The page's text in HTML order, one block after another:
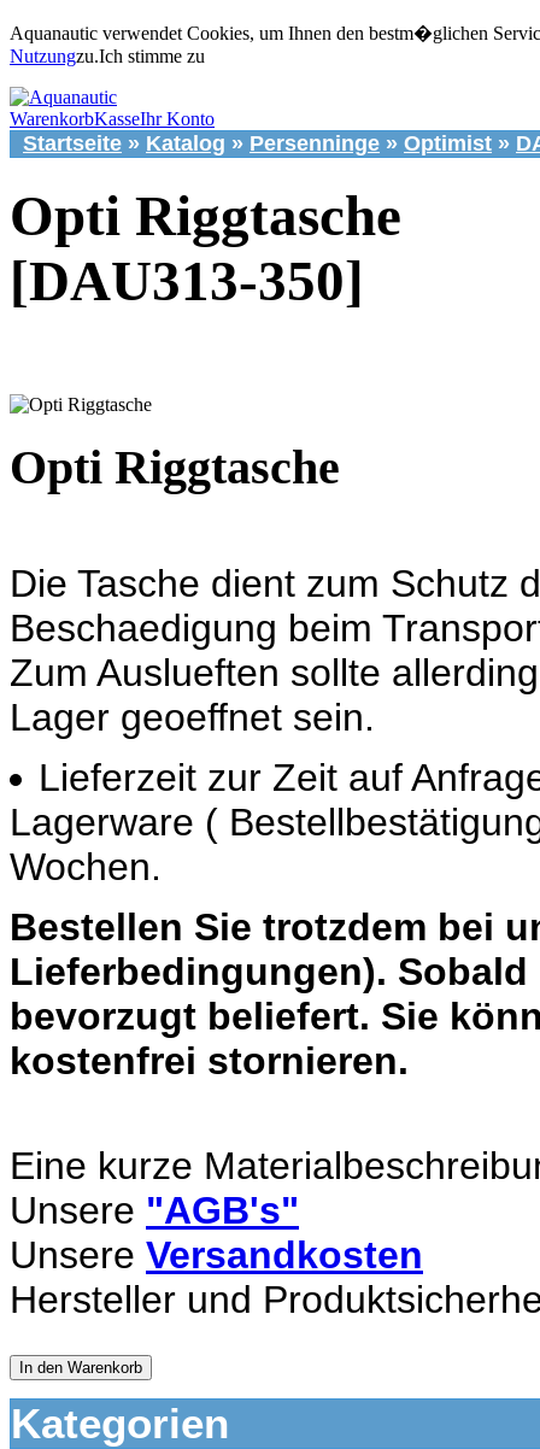
Aquanautic verwendet Cookies, um Ihnen den bestm�glichen
Nutzungzu.Ich stimme zu
WarenkorbKasseIhr Konto
Startseite » Katalog » Persenninge » Optimist »
Opti Riggtasche
[DAU313-350]
Opti Riggtasche
Die Tasche dient zum Schutz
Beschaedigung beim
Zum Auslueften sollte
Lager geoeffnet sein.
Lieferzeit zur Zeit auf
Lagerware (
Wochen.
Bestellen Sie trotzdem bei
Lieferbedingungen).
bevorzugt beliefert. Sie
kostenfrei stornieren.
Eine kurze
Unsere "AGB's"
Unsere Versandkosten
Hersteller und
In den Warenkorb
Kategorien